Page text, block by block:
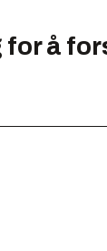
for å